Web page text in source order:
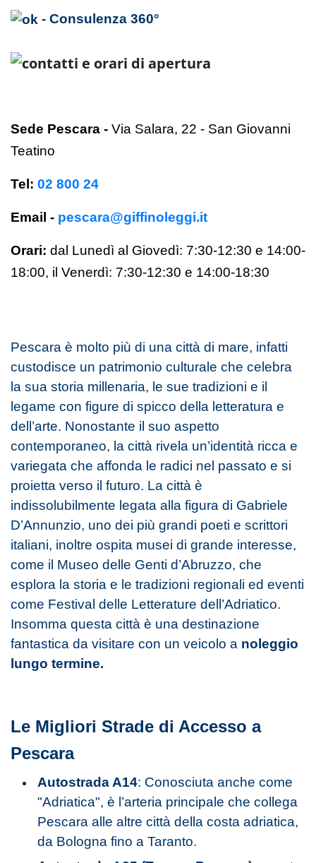
- Consulenza 360°
Sede Pescara - Via Salara, 22 - San Giovanni
Teatino
Tel: 02 800 24
Email - pescara@giffinoleggi.it
Orari: dal Lunedì al Giovedì: 7:30-12:30 e 14:00-
18:00, il Venerdì: 7:30-12:30 e 14:00-18:30
Pescara è molto più di una città di mare, infatti
custodisce un patrimonio culturale che celebra
la sua storia millenaria, le sue tradizioni e il
legame con figure di spicco della letteratura e
dell’arte. Nonostante il suo aspetto
contemporaneo, la città rivela un’identità ricca e
variegata che affonda le radici nel passato e si
proietta verso il futuro. La città è
indissolubilmente legata alla figura di Gabriele
D’Annunzio, uno dei più grandi poeti e scrittori
italiani, inoltre ospita musei di grande interesse,
come il Museo delle Genti d’Abruzzo, che
esplora la storia e le tradizioni regionali ed eventi
come Festival delle Letterature dell’Adriatico.
Insomma questa città è una destinazione
fantastica da visitare con un veicolo a noleggio
lungo termine.
Le Migliori Strade di Accesso a
Pescara
Autostrada A14: Conosciuta anche come
"Adriatica", è l’arteria principale che collega
Pescara alle altre città della costa adriatica,
da Bologna fino a Taranto.